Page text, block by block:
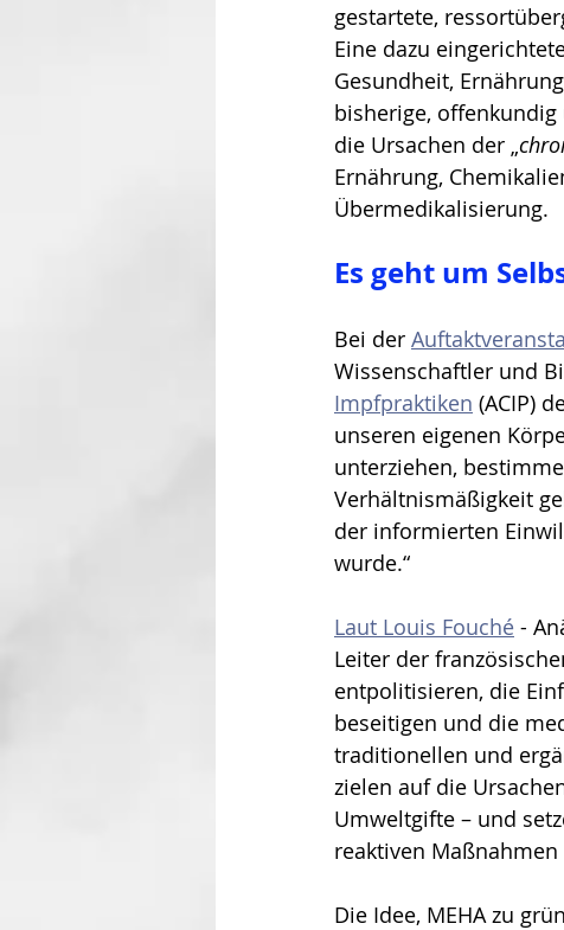
gestartete,
Eine dazu
Gesundheit,
bisherige,
die Ursachen der „
Ernährung,
Übermedikalisierung.
Es geht um
Bei der
Wissenschaftler und
Impfpraktiken (ACIP)
unseren eigenen
unterziehen,
Verhältnismäßigkeit
der informierten
wurde.“
Laut Louis Fouché -
Leiter der
entpolitisieren, die
beseitigen und die
traditionellen und
zielen auf die
Umweltgifte – und
reaktiven Maßnahmen
Die Idee, MEHA zu